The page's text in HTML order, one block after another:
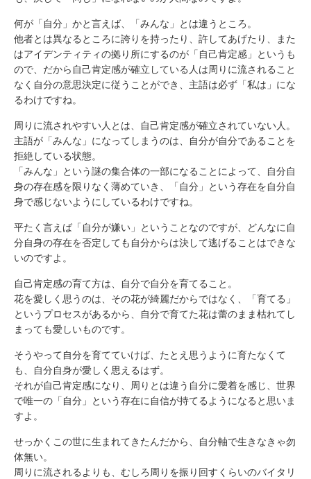
何が「自分」かと言えば、「みんな」とは違うところ。
他者とは異なるところに誇りを持ったり、許してあげたり、また
はアイデンティティの拠り所にするのが「自己肯定感」というも
ので、だから自己肯定感が確立している人は周りに流されること
なく自分の意思決定に従うことができ、主語は必ず「私は」にな
るわけですね。
周りに流されやすい人とは、自己肯定感が確立されていない人。
主語が「みんな」になってしまうのは、自分が自分であることを
拒絶している状態。
「みんな」という謎の集合体の一部になることによって、自分自
身の存在感を限りなく薄めていき、「自分」という存在を自分自
身で感じないようにしているわけですね。
平たく言えば「自分が嫌い」ということなのですが、どんなに自
分自身の存在を否定しても自分からは決して逃げることはできな
いのですよ。
自己肯定感の育て方は、自分で自分を育てること。
花を愛しく思うのは、その花が綺麗だからではなく、「育てる」
というプロセスがあるから、自分で育てた花は蕾のまま枯れてし
まっても愛しいものです。
そうやって自分を育てていけば、たとえ思うように育たなくて
も、自分自身が愛しく思えるはず。
それが自己肯定感になり、周りとは違う自分に愛着を感じ、世界
で唯一の「自分」という存在に自信が持てるようになると思いま
すよ。
せっかくこの世に生まれてきたんだから、自分軸で生きなきゃ勿
体無い。
周りに流されるよりも、むしろ周りを振り回すくらいのバイタリ